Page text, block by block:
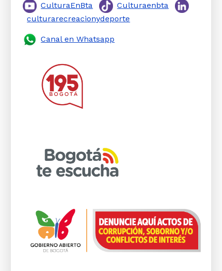
CulturaEnBta
Culturaenbta
culturarecreacionydeporte
Canal en Whatsapp